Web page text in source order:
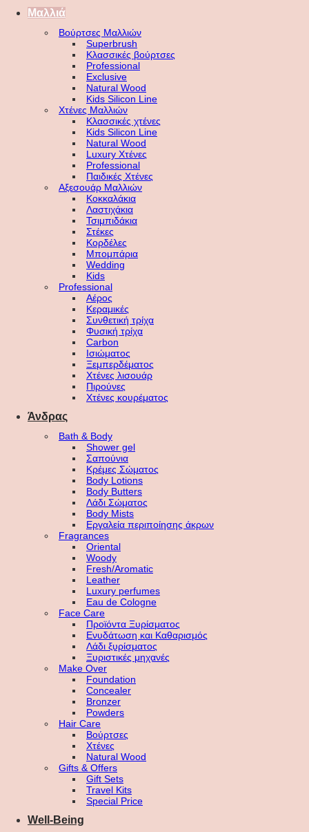
Μαλλιά
Βούρτσες Μαλλιών
Superbrush
Κλασσικές βούρτσες
Professional
Exclusive
Natural Wood
Kids Silicon Line
Χτένες Μαλλιών
Κλασσικές χτένες
Kids Silicon Line
Natural Wood
Luxury Χτένες
Professional
Παιδικές Χτένες
Αξεσουάρ Μαλλιών
Κοκκαλάκια
Λαστιχάκια
Τσιμπιδάκια
Στέκες
Κορδέλες
Μπομπάρια
Wedding
Kids
Professional
Αέρος
Κεραμικές
Συνθετική τρίχα
Φυσική τρίχα
Carbon
Ισιώματος
Ξεμπερδέματος
Χτένες λισουάρ
Πιρούνες
Χτένες κουρέματος
Άνδρας
Bath & Body
Shower gel
Σαπούνια
Κρέμες Σώματος
Body Lotions
Body Butters
Λάδι Σώματος
Body Mists
Εργαλεία περιποίησης άκρων
Fragrances
Oriental
Woody
Fresh/Aromatic
Leather
Luxury perfumes
Eau de Cologne
Face Care
Προϊόντα Ξυρίσματος
Ενυδάτωση και Καθαρισμός
Λάδι ξυρίσματος
Ξυριστικές μηχανές
Make Over
Foundation
Concealer
Bronzer
Powders
Hair Care
Βούρτσες
Χτένες
Natural Wood
Gifts & Offers
Gift Sets
Travel Kits
Special Price
Well-Being